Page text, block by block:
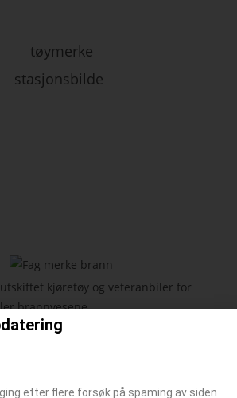
tøymerke
stasjonsbilde
kjøretøy og veteranbiler for
brannvesene
etter flere forsøk på spaming av siden